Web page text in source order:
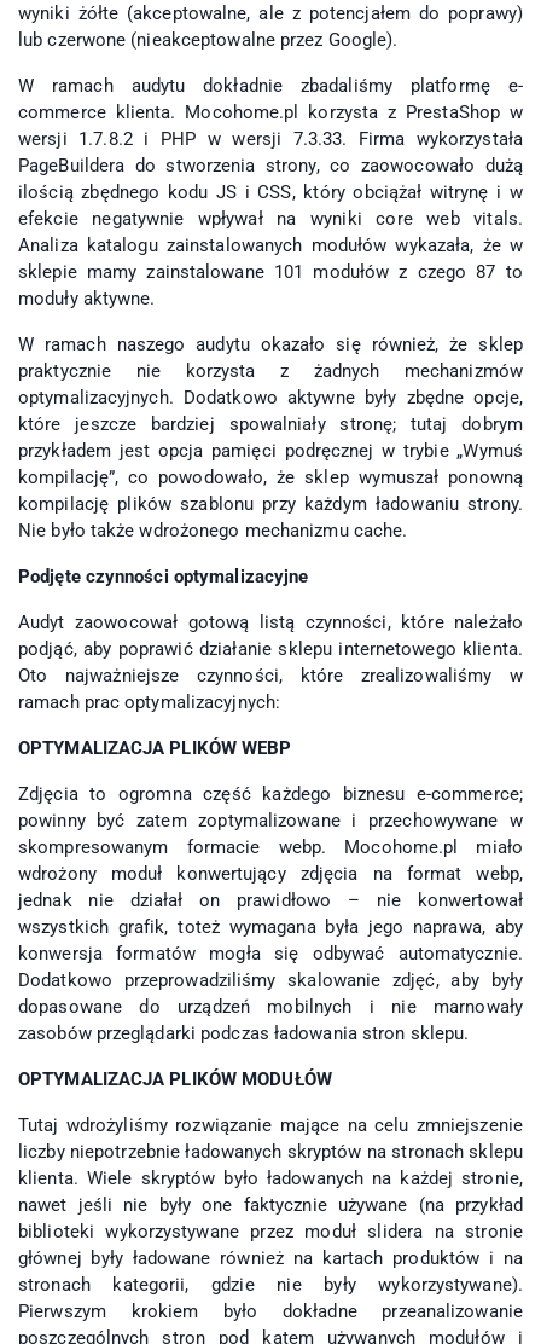
wyniki żółte (akceptowalne, ale z potencjałem do poprawy)
lub czerwone (nieakceptowalne przez Google).
W ramach audytu dokładnie zbadaliśmy platformę e-
commerce klienta. Mocohome.pl korzysta z PrestaShop w
wersji 1.7.8.2 i PHP w wersji 7.3.33. Firma wykorzystała
PageBuildera do stworzenia strony, co zaowocowało dużą
ilością zbędnego kodu JS i CSS, który obciążał witrynę i w
efekcie negatywnie wpływał na wyniki core web vitals.
Analiza katalogu zainstalowanych modułów wykazała, że w
sklepie mamy zainstalowane 101 modułów z czego 87 to
moduły aktywne.
W ramach naszego audytu okazało się również, że sklep
praktycznie nie korzysta z żadnych mechanizmów
optymalizacyjnych. Dodatkowo aktywne były zbędne opcje,
które jeszcze bardziej spowalniały stronę; tutaj dobrym
przykładem jest opcja pamięci podręcznej w trybie „Wymuś
kompilację”, co powodowało, że sklep wymuszał ponowną
kompilację plików szablonu przy każdym ładowaniu strony.
Nie było także wdrożonego mechanizmu cache.
Podjęte czynności optymalizacyjne
Audyt zaowocował gotową listą czynności, które należało
podjąć, aby poprawić działanie sklepu internetowego klienta.
Oto najważniejsze czynności, które zrealizowaliśmy w
ramach prac optymalizacyjnych:
OPTYMALIZACJA PLIKÓW WEBP
Zdjęcia to ogromna część każdego biznesu e-commerce;
powinny być zatem zoptymalizowane i przechowywane w
skompresowanym formacie webp. Mocohome.pl miało
wdrożony moduł konwertujący zdjęcia na format webp,
jednak nie działał on prawidłowo – nie konwertował
wszystkich grafik, toteż wymagana była jego naprawa, aby
konwersja formatów mogła się odbywać automatycznie.
Dodatkowo przeprowadziliśmy skalowanie zdjęć, aby były
dopasowane do urządzeń mobilnych i nie marnowały
zasobów przeglądarki podczas ładowania stron sklepu.
OPTYMALIZACJA PLIKÓW MODUŁÓW
Tutaj wdrożyliśmy rozwiązanie mające na celu zmniejszenie
liczby niepotrzebnie ładowanych skryptów na stronach sklepu
klienta. Wiele skryptów było ładowanych na każdej stronie,
nawet jeśli nie były one faktycznie używane (na przykład
biblioteki wykorzystywane przez moduł slidera na stronie
głównej były ładowane również na kartach produktów i na
stronach kategorii, gdzie nie były wykorzystywane).
Pierwszym krokiem było dokładne przeanalizowanie
poszczególnych stron pod kątem używanych modułów i